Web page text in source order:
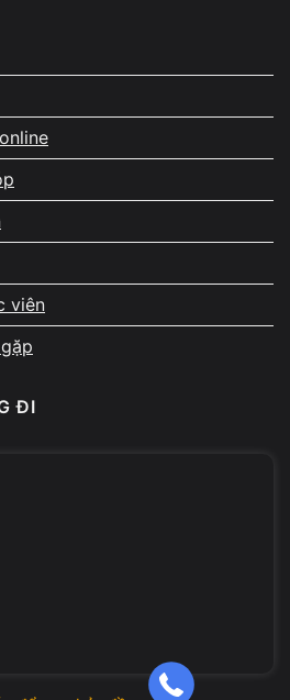
bạch – không
phí
máy tính tại A Chề luôn rõ
vấn → báo giá → nâng cấp →
Tuyệt đối không phát sinh
không tự ý thay linh
ý từ khách hàng.
bảo đúng loại – đúng dung
tương thích với máy.
viên
ĐI